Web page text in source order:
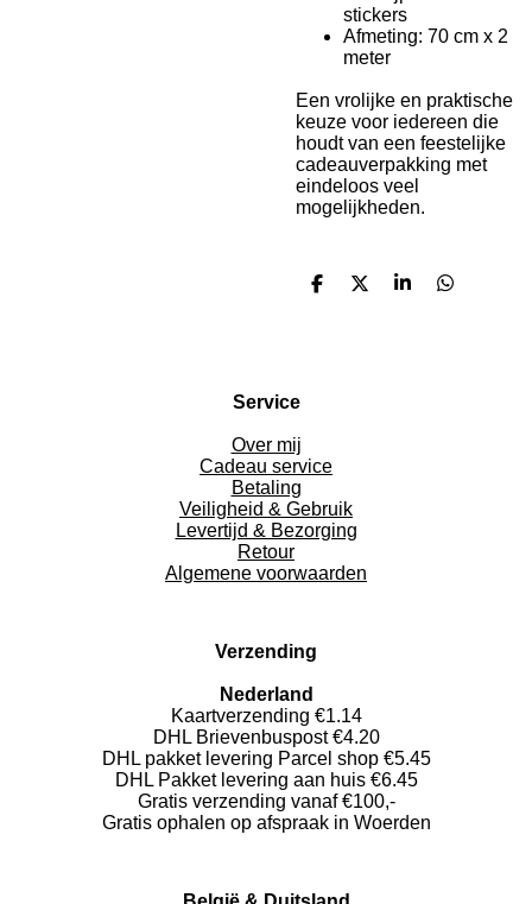
stickers
Afmeting: 70 cm x 2
meter
Een vrolijke en praktische
keuze voor iedereen die
houdt van een feestelijke
cadeauverpakking met
eindeloos veel
mogelijkheden.
D
D
S
D
Service
Over mij
Cadeau service
Betaling
Veiligheid & Gebruik
Levertijd & Bezorging
Retour
Algemene voorwaarden
Verzending
Nederland
Kaartverzending €1.14
DHL Brievenbuspost €4.20
DHL pakket levering Parcel shop €5.45
DHL Pakket levering aan huis €6.45
Gratis verzending vanaf €100,-
Gratis ophalen op afspraak in Woerden